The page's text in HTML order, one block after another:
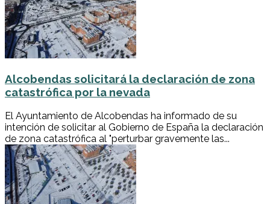
Alcobendas solicitará la declaración de zona
catastrófica por la nevada
El Ayuntamiento de Alcobendas ha informado de su
intención de solicitar al Gobierno de España la declaración
de zona catastrófica al "perturbar gravemente las...